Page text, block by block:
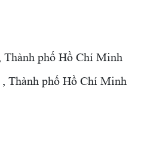
Thành phố Hồ Chí Minh
Thành phố Hồ Chí Minh